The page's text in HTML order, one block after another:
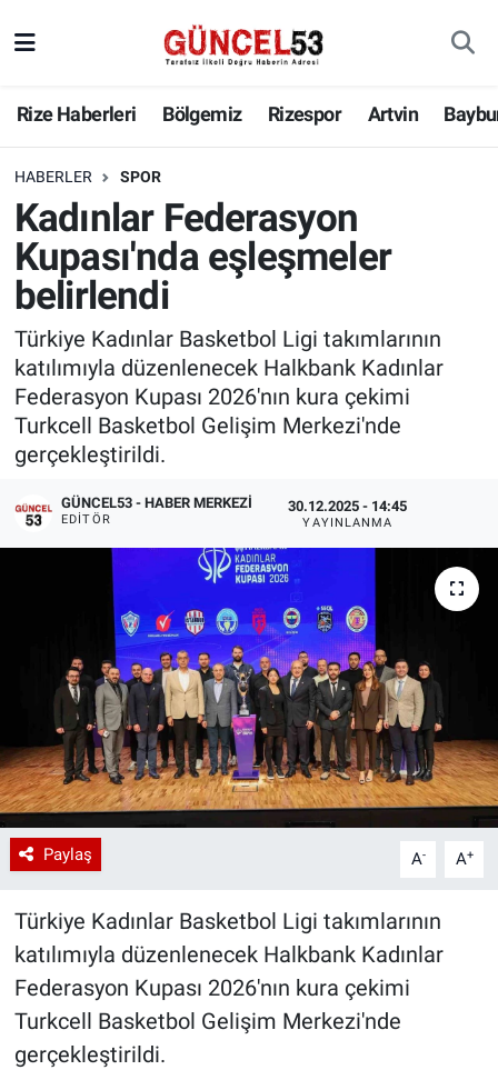
Rize Haberleri Bölgemiz Rizespor Artvin
HABERLER SPOR
Kadınlar Federasyon
Kupası'nda eşleşmeler
belirlendi
Türkiye Kadınlar Basketbol Ligi takımlarının
katılımıyla düzenlenecek Halkbank Kadınlar
Federasyon Kupası 2026'nın kura çekimi
Turkcell Basketbol Gelişim Merkezi'nde
gerçekleştirildi.
GÜNCEL53 - HABER MERKEZI
EDITÖR
30.12.2025 - 14:45
YAYINLANMA
Paylaş A- A+
Türkiye Kadınlar Basketbol Ligi takımlarının
katılımıyla düzenlenecek Halkbank Kadınlar
Federasyon Kupası 2026'nın kura çekimi
Turkcell Basketbol Gelişim Merkezi'nde
gerçekleştirildi.